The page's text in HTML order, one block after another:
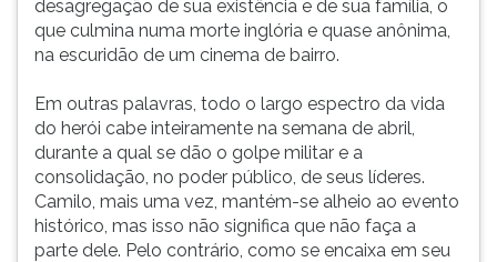
desagregação de sua existência e de sua família, o
que culmina numa morte inglória e quase anônima,
na escuridão de um cinema de bairro.
Em outras palavras, todo o largo espectro da vida
do herói cabe inteiramente na semana de abril,
durante a qual se dão o golpe militar e a
consolidação, no poder público, de seus líderes.
Camilo, mais uma vez, mantém-se alheio ao evento
histórico, mas isso não significa que não faça a
parte dele. Pelo contrário, como se encaixa em seu